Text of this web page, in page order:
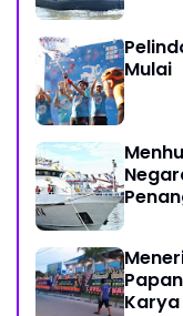
Mulai
Karya